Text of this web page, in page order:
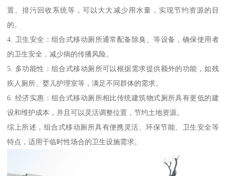
置、排污回收系统等，可以大大减少用水量，实现节约资源的目
的。
4. 卫生安全：组合式移动厕所通常配备除臭、等设备，确保使用者
的卫生安全，减少病的传播风险。
5. 多功能性：组合式移动厕所可以根据需求提供额外的功能，如残
疾人厕所、婴儿护理室等，满足不同群体的需求。
6. 经济实惠：组合式移动厕所相比传统建筑物式厕所具有更低的建
设和维护成本，并且可以灵活调整位置，节约土地资源。
综上所述，组合式移动厕所具有便携灵活、环保节能、卫生安全等
特点，适用于临时性场合的卫生设施需求。